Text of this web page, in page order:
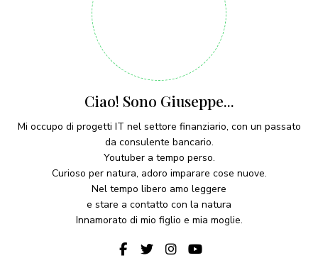
Ciao! Sono Giuseppe...
Mi occupo di progetti IT nel settore finanziario, con un passato
da consulente bancario.
Youtuber a tempo perso.
Curioso per natura, adoro imparare cose nuove.
Nel tempo libero amo leggere
e stare a contatto con la natura
Innamorato di mio figlio e mia moglie.